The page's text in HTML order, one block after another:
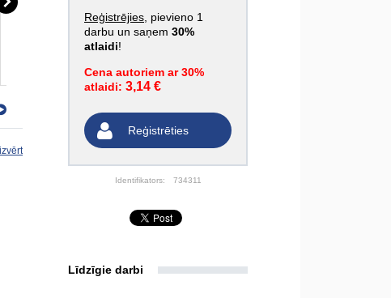
Reģistrējies , pievieno 1
darbu un saņem 30%
atlaidi!
Cena autoriem ar 30%
atlaidi: 3,14 €
Reģistrēties
Identifikators: 734311
Līdzīgie darbi